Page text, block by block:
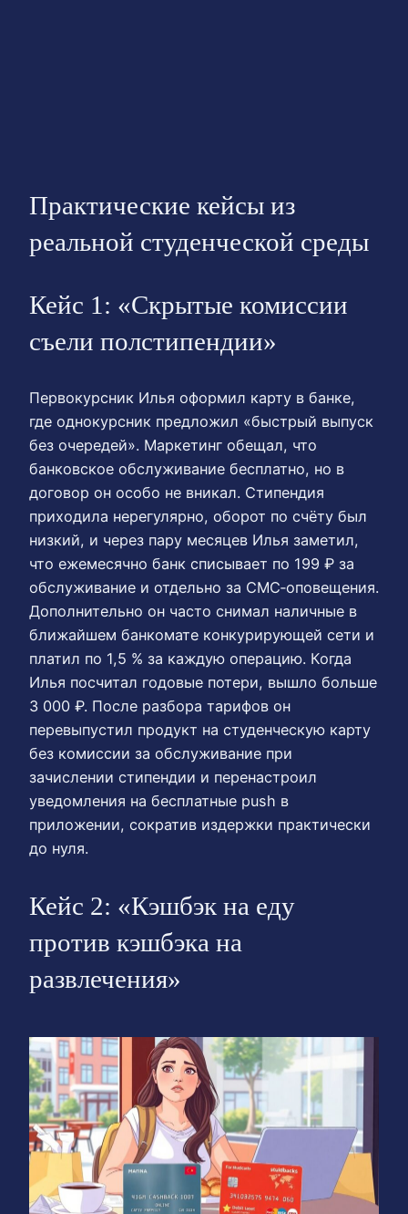
Практические кейсы из
реальной студенческой среды
Кейс 1: «Скрытые комиссии
съели полстипендии»
Первокурсник Илья оформил карту в банке,
где однокурсник предложил «быстрый выпуск
без очередей». Маркетинг обещал, что
банковское обслуживание бесплатно, но в
договор он особо не вникал. Стипендия
приходила нерегулярно, оборот по счёту был
низкий, и через пару месяцев Илья заметил,
что ежемесячно банк списывает по 199 ₽ за
обслуживание и отдельно за СМС‑оповещения.
Дополнительно он часто снимал наличные в
ближайшем банкомате конкурирующей сети и
платил по 1,5 % за каждую операцию. Когда
Илья посчитал годовые потери, вышло больше
3 000 ₽. После разбора тарифов он
перевыпустил продукт на студенческую карту
без комиссии за обслуживание при
зачислении стипендии и перенастроил
уведомления на бесплатные push в
приложении, сократив издержки практически
до нуля.
Кейс 2: «Кэшбэк на еду
против кэшбэка на
развлечения»